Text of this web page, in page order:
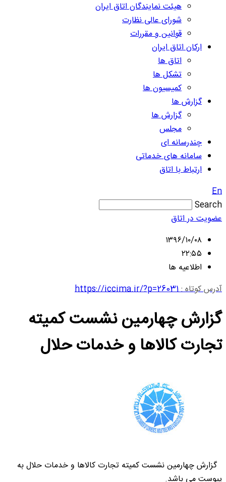
هیئت نمایندگان اتاق ایران
شورای عالی نظارت
قوانین و مقررات
ارکان اتاق ایران
اتاق ها
تشکل ها
کمیسیون ها
گزارش ها
گزارش ها
مجلس
چندرسانه ای
سامانه های خدماتی
ارتباط با اتاق
En
Search
عضویت در اتاق
۱۳۹۶/۱۰/۰۸
۲۲:۵۵
اطلاعیه ها
آدرس کوتاه :https://iccima.ir/?p=26031
گزارش چهارمین نشست کمیته
تجارت کالاها و خدمات حلال
گزارش چهارمین نشست کمیته تجارت کالاها و خدمات حلال به
پیوست می باشد.